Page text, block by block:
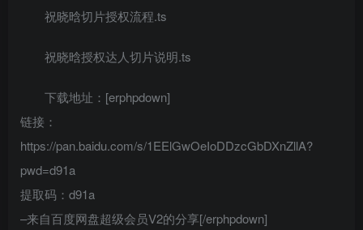
祝晓晗切片授权流程.ts
祝晓晗授权达人切片说明.ts
下载地址：[erphpdown]
链接：
https://pan.baidu.com/s/1EElGwOeIoDDzcGbDXnZllA?
pwd=d91a
提取码：d91a
–来自百度网盘超级会员V2的分享[/erphpdown]